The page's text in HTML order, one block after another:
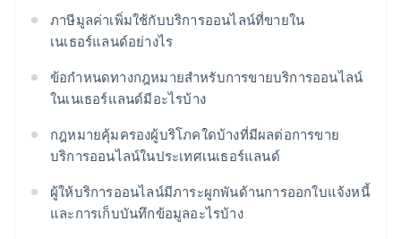
ภาษีมูลค่าเพิ่มใช้กับบริการออนไลน์ที่ขายใน
เนเธอร์แลนด์อย่างไร
ข้อกำหนดทางกฎหมายสำหรับการขายบริการออนไลน์
ในเนเธอร์แลนด์มีอะไรบ้าง
กฎหมายคุ้มครองผู้บริโภคใดบ้างที่มีผลต่อการขาย
บริการออนไลน์ในประเทศเนเธอร์แลนด์
ผู้ให้บริการออนไลน์มีภาระผูกพันด้านการออกใบแจ้งหนี้
และการเก็บบันทึกข้อมูลอะไรบ้าง